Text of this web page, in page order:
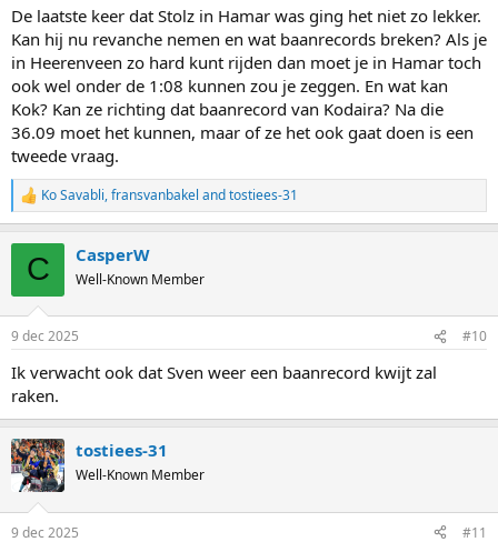
De laatste keer dat Stolz in Hamar was ging het niet zo lekker.
Kan hij nu revanche nemen en wat baanrecords breken? Als je
in Heerenveen zo hard kunt rijden dan moet je in Hamar toch
ook wel onder de 1:08 kunnen zou je zeggen. En wat kan
Kok? Kan ze richting dat baanrecord van Kodaira? Na die
36.09 moet het kunnen, maar of ze het ook gaat doen is een
tweede vraag.
R
e
s
Ko Savabli,fransvanbakel andtostiees-31
C CasperW
Well-Known Member
9 dec 2025 #10
Ik verwacht ook dat Sven weer een baanrecord kwijt zal
raken.
tostiees-31
Well-Known Member
9 dec 2025 #11